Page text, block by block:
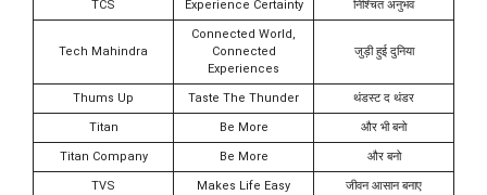
TCS Experience Certainty निश्चित अनुभव
Tech Mahindra
Connected World,
Connected
Experiences
जुड़ी हुई दुनिया
Thums Up Taste The Thunder थंडस्ट द थंडर
Titan Be More और भी बनो
Titan Company Be More और बनो
TVS Makes Life Easy जीवन आसान बनाए